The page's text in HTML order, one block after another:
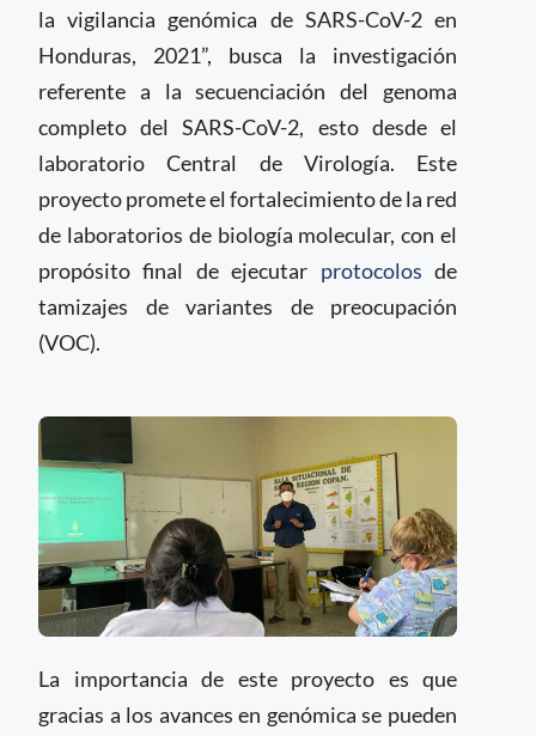
la vigilancia genómica de SARS-CoV-2 en
Honduras, 2021”, busca la investigación
referente a la secuenciación del genoma
completo del SARS-CoV-2, esto desde el
laboratorio Central de Virología. Este
proyecto promete el fortalecimiento de la red
de laboratorios de biología molecular, con el
propósito final de ejecutar protocolos de
tamizajes de variantes de preocupación
(VOC).
La importancia de este proyecto es que
gracias a los avances en genómica se pueden